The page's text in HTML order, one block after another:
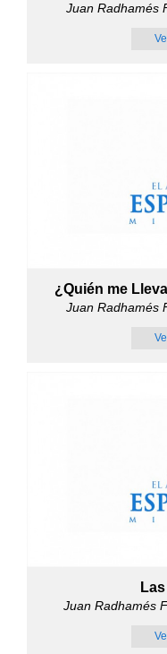
Juan Radhamés
¿Quién me
Juan Radhamés
Juan Radhamés